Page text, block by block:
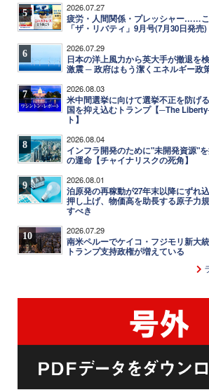
5 2026.07.27
疲労・人間関係・プレッシャー……
「ザ・リバティ」9月号(7月30日発売)
6 2026.07.29
日本の洋上風力から英大手が撤退を
激震 ─ 政府はもう潔くエネルギー政
7 2026.08.03
米中間選挙に向けて選挙不正を防げ
国を抑え込むトランプ【─The
ト】
8 2026.08.04
インフラ開発のために"未開発資源"
の運命【チャイナリスクの死角】
9 2026.08.01
泊原発の再稼動が27年末以降にずれ
押し上げ、物価高を助長する原子力
すべき
10 2026.07.29
南米ペルーでケイコ・フジモリ新大
トランプ支持政権が増えている